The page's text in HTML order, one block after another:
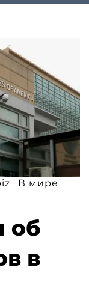
В мире
об
в